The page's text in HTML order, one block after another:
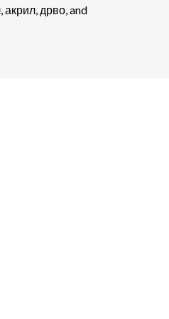
акрил, дрво,and